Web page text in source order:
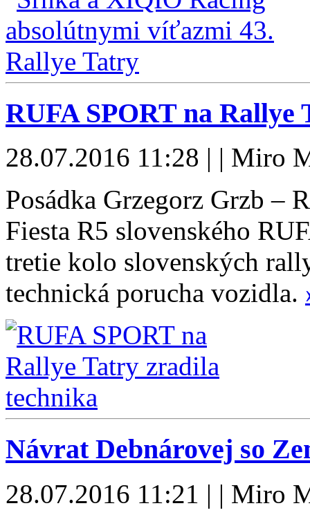
RUFA SPORT na
28.07.2016 11:28 | | Miro
Posádka Grzegorz Grzb –
Fiesta R5 slovenského
tretie kolo slovenských
technická porucha vozidla.
Návrat Debnárovej so
28.07.2016 11:21 | | Miro